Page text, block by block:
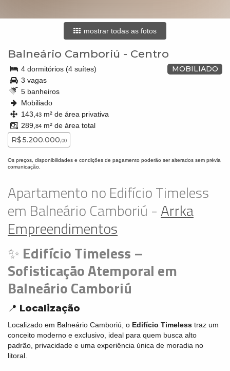
mostrar todas as fotos
Balneário Camboriú - Centro
MOBILIADO
4 dormitórios (4 suítes)
3 vagas
5 banheiros
Mobiliado
143, 43 m² de área privativa
289, 84 m² de área total
R$ 5.200.000,00
Os preços, disponibilidades e condições de pagamento poderão ser alterados sem prévia
comunicação.
Apartamento no Edifício Timeless
em Balneário Camboriú -Arrka
Empreendimentos
✨ Edifício Timeless –
Sofisticação Atemporal em
Balneário Camboriú
📍 Localização
Localizado em Balneário Camboriú, o Edifício Timeless traz um
conceito moderno e exclusivo, ideal para quem busca alto
padrão, privacidade e uma experiência única de moradia no
litoral.